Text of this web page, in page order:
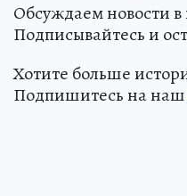
Обсуждаем новости
Подписывайтесь и
Хотите больше
Подпишитесь на наш